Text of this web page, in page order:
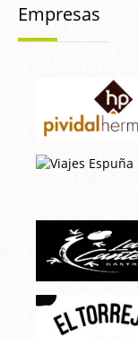
Empresas